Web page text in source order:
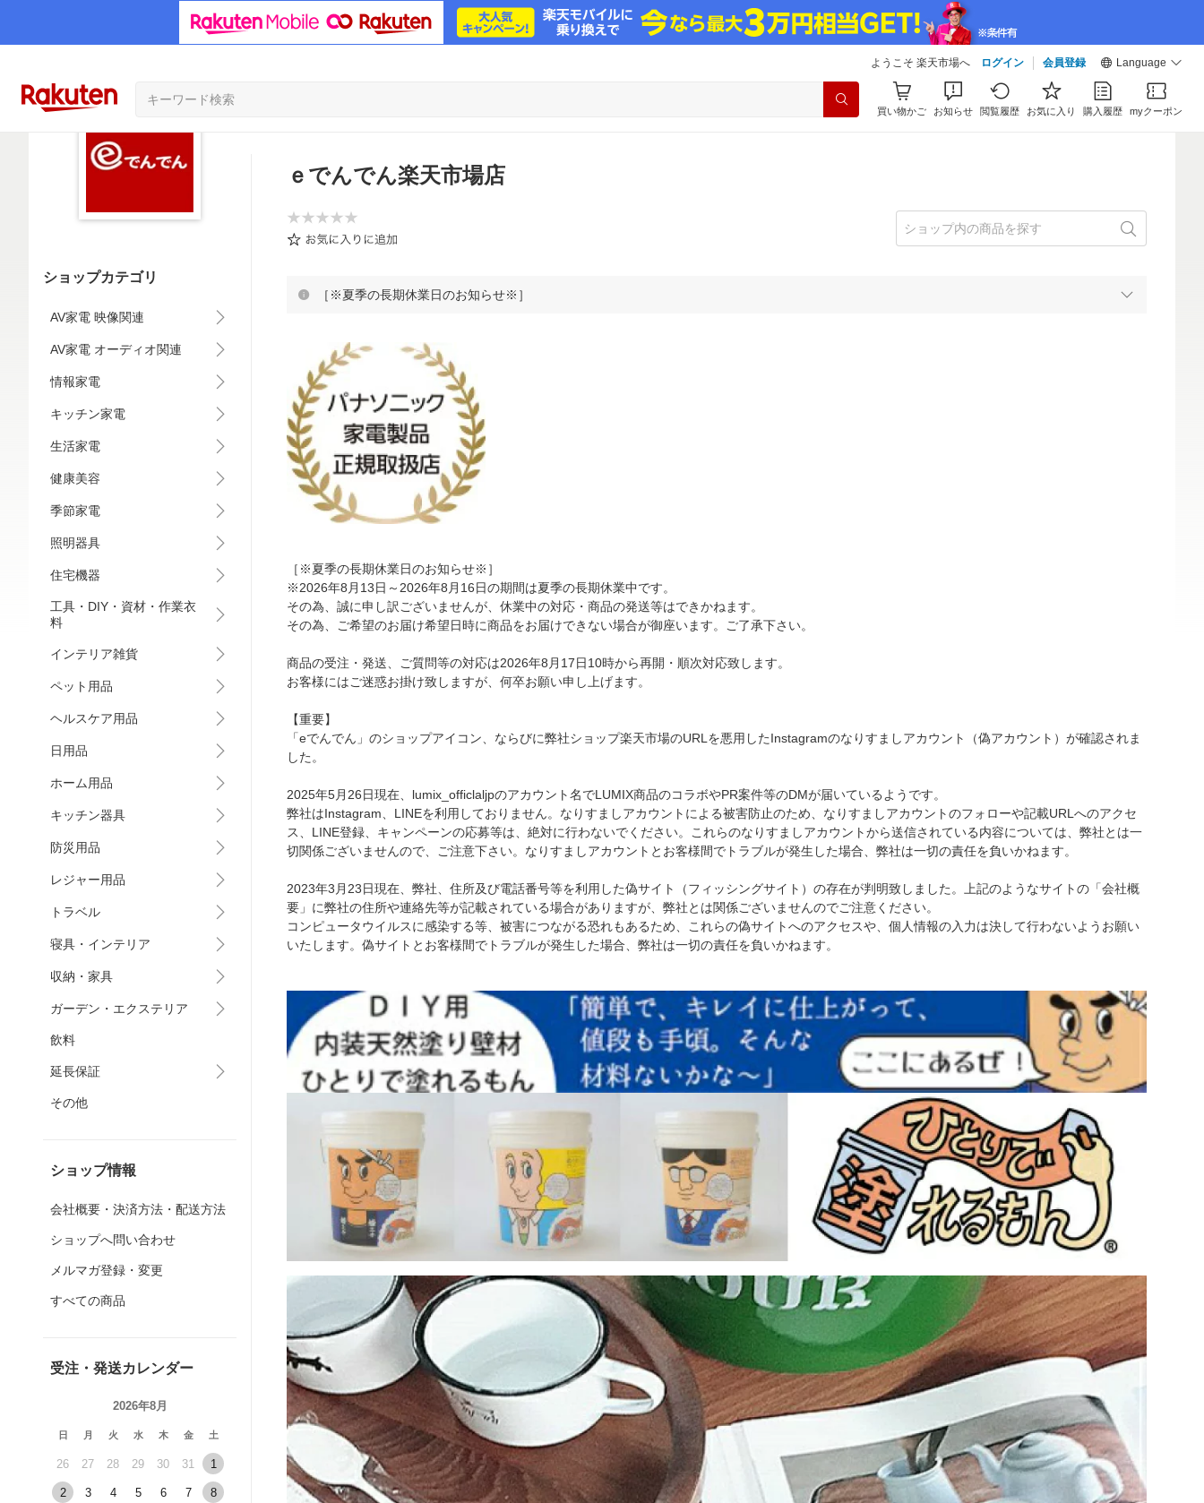
ようこそ 楽天市場へ ログイン 会員登録 Language
買い物かご お知らせ 閲覧履歴 お気に入り 購入履歴 myクーポン
ショップカテゴリ
AV家電 映像関連
AV家電 オーディオ関連
情報家電
キッチン家電
生活家電
健康美容
季節家電
照明器具
住宅機器
工具・DIY・資材・作業衣
料
インテリア雑貨
ペット用品
ヘルスケア用品
日用品
ホーム用品
キッチン器具
防災用品
レジャー用品
トラベル
寝具・インテリア
収納・家具
ガーデン・エクステリア
飲料
延長保証
その他
ショップ情報
会社概要・決済方法・配送方法
ショップへ問い合わせ
メルマガ登録・変更
すべての商品
受注・発送カレンダー
2026年8月
日 月 火 水 木 金 土
26 27 28 29 30 31 1
2 3 4 5 6 7 8
ｅでんでん楽天市場店
［※夏季の長期休業日のお知らせ※］
［※夏季の長期休業日のお知らせ※］
※2026年8月13日～2026年8月16日の期間は夏季の長期休業中です。
その為、誠に申し訳ございませんが、休業中の対応・商品の発送等はできかねます。
その為、ご希望のお届け希望日時に商品をお届けできない場合が御座います。ご了承下さい。
商品の受注・発送、ご質問等の対応は2026年8月17日10時から再開・順次対応致します。
お客様にはご迷惑お掛け致しますが、何卒お願い申し上げます。
【重要】
「eでんでん」のショップアイコン、ならびに弊社ショップ楽天市場のURLを悪用したInstagramのなりすましアカウント（偽アカウント）が確認されま
した。
2025年5月26日現在、lumix_officlaljpのアカウント名でLUMIX商品のコラボやPR案件等のDMが届いているようです。
弊社はInstagram、LINEを利用しておりません。なりすましアカウントによる被害防止のため、なりすましアカウントのフォローや記載URLへのアクセ
ス、LINE登録、キャンペーンの応募等は、絶対に行わないでください。これらのなりすましアカウントから送信されている内容については、弊社とは一
切関係ございませんので、ご注意下さい。なりすましアカウントとお客様間でトラブルが発生した場合、弊社は一切の責任を負いかねます。
2023年3月23日現在、弊社、住所及び電話番号等を利用した偽サイト（フィッシングサイト）の存在が判明致しました。上記のようなサイトの「会社概
要」に弊社の住所や連絡先等が記載されている場合がありますが、弊社とは関係ございませんのでご注意ください。
コンピュータウイルスに感染する等、被害につながる恐れもあるため、これらの偽サイトへのアクセスや、個人情報の入力は決して行わないようお願い
いたします。偽サイトとお客様間でトラブルが発生した場合、弊社は一切の責任を負いかねます。